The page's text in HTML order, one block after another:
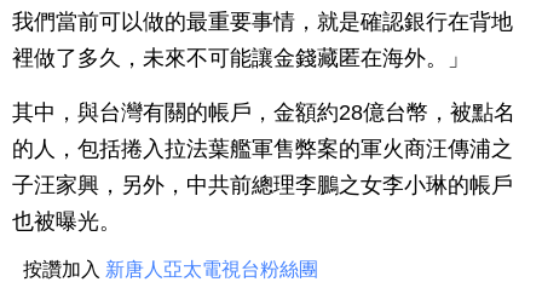
我們當前可以做的最重要事情，就是確認銀行在背地
裡做了多久，未來不可能讓金錢藏匿在海外。」
其中，與台灣有關的帳戶，金額約28億台幣，被點名
的人，包括捲入拉法葉艦軍售弊案的軍火商汪傳浦之
子汪家興，另外，中共前總理李鵬之女李小琳的帳戶
也被曝光。
按讚加入 新唐人亞太電視台粉絲團